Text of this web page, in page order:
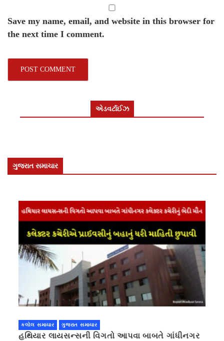
Save my name, email, and website in this browser for
the next time I comment.
એડવર્ટાઈઝ
ગુજરાત સમાચાર
કલોલ સમાચાર ગુજરાત સમાચાર
હથિયાર લાયસન્સની વિગતો આપવા બાબતે ગાંધીનગર